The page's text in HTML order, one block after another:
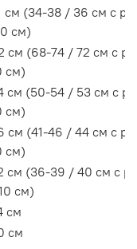
см (34-38 / 36 см с
см)
см (68-74 / 72 см с
см)
см (50-54 / 53 см с
см)
см (41-46 / 44 см с
см)
см (36-39 / 40 см с
см)
см
см